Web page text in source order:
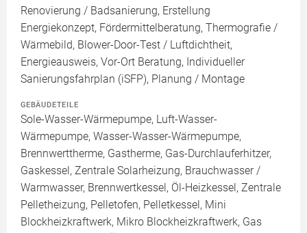
Renovierung / Badsanierung, Erstellung
Energiekonzept, Fördermittelberatung, Thermografie /
Wärmebild, Blower-Door-Test / Luftdichtheit,
Energieausweis, Vor-Ort Beratung, Individueller
Sanierungsfahrplan (iSFP), Planung / Montage
GEBÄUDETEILE
Sole-Wasser-Wärmepumpe, Luft-Wasser-
Wärmepumpe, Wasser-Wasser-Wärmepumpe,
Brennwerttherme, Gastherme, Gas-Durchlauferhitzer,
Gaskessel, Zentrale Solarheizung, Brauchwasser /
Warmwasser, Brennwertkessel, Öl-Heizkessel, Zentrale
Pelletheizung, Pelletofen, Pelletkessel, Mini
Blockheizkraftwerk, Mikro Blockheizkraftwerk, Gas